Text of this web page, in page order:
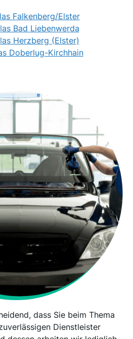
Falkenberg/Elster
Bad Liebenwerda
Herzberg (Elster)
Doberlug-Kirchhain
dass Sie beim Thema
Dienstleister